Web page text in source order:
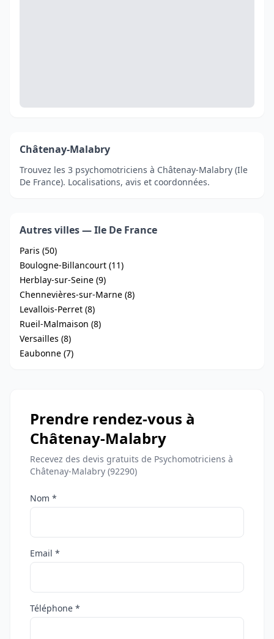
Châtenay-Malabry
Trouvez les 3 psychomotriciens à Châtenay-Malabry (Ile
De France). Localisations, avis et coordonnées.
Autres villes — Ile De France
Paris (50)
Boulogne-Billancourt (11)
Herblay-sur-Seine (9)
Chennevières-sur-Marne (8)
Levallois-Perret (8)
Rueil-Malmaison (8)
Versailles (8)
Eaubonne (7)
Prendre rendez-vous à
Châtenay-Malabry
Recevez des devis gratuits de Psychomotriciens à
Châtenay-Malabry (92290)
Nom *
Email *
Téléphone *